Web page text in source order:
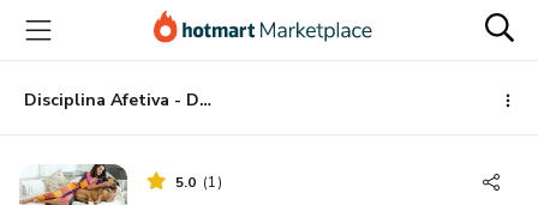
para
conteúdo
principal
para
pagamento
para
rodapé
Disciplina Afetiva - Da Mãe aos Amores!
5.0 (1)